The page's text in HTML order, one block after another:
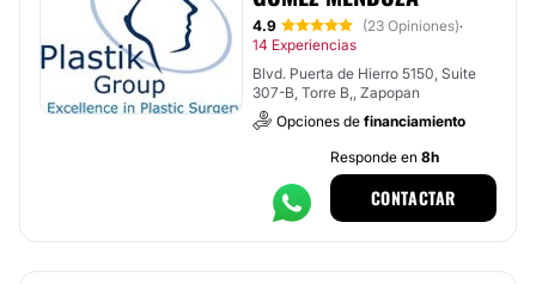
4.9 (23 Opiniones)·
14 Experiencias
Blvd. Puerta de Hierro 5150, Suite
307-B, Torre B,, Zapopan
Opciones de financiamiento
Responde en 8h
CONTACTAR